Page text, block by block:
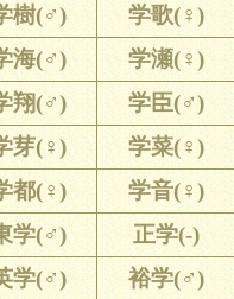
樹(♂)
学歌(♀)
海(♂)
学瀬(♀)
翔(♂)
学臣(♂)
芽(♀)
学菜(♀)
都(♀)
学音(♀)
学(♂)
正学(-)
学(♂)
裕学(♂)